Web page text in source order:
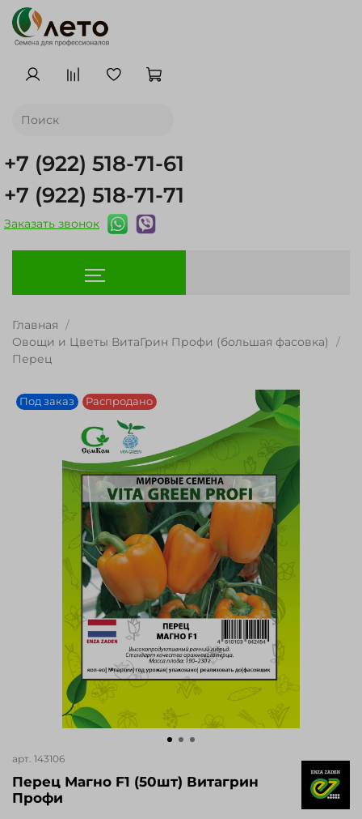
+7 (922) 518-71-61
+7 (922) 518-71-71
Заказать звонок
Главная
Овощи и Цветы ВитаГрин Профи (большая фасовка)
Перец
Под заказ Распродано
арт. 143106
Перец Магно F1 (50шт) Витагрин
Профи